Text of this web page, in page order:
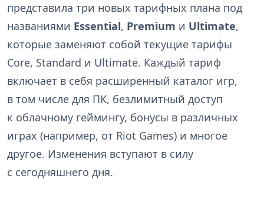
представила три новых тарифных плана под
названиями Essential, Premium и Ultimate,
которые заменяют собой текущие тарифы
Core, Standard и Ultimate. Каждый тариф
включает в себя расширенный каталог игр,
в том числе для ПК, безлимитный доступ
к облачному геймингу, бонусы в различных
играх (например, от Riot Games) и многое
другое. Изменения вступают в силу
с сегодняшнего дня.